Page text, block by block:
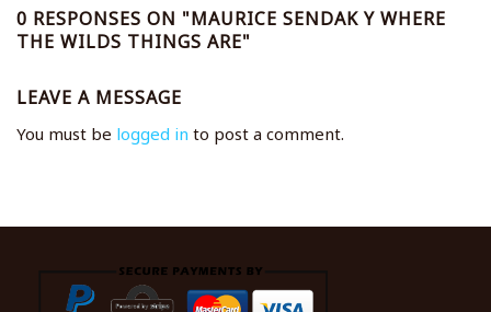
0 RESPONSES ON "MAURICE SENDAK Y WHERE
THE WILDS THINGS ARE"
LEAVE A MESSAGE
You must be logged in to post a comment.